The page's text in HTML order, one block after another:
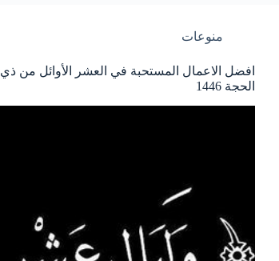
منوعات
افضل الاعمال المستحبة في العشر الأوائل من ذي
الحجة 1446